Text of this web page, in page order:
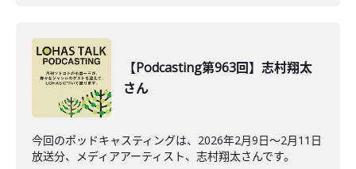
【Podcasting第963回】志村翔太
さん
今回のポッドキャスティングは、2026年2月9日〜2月11日
放送分、メディアアーティスト、志村翔太さんです。